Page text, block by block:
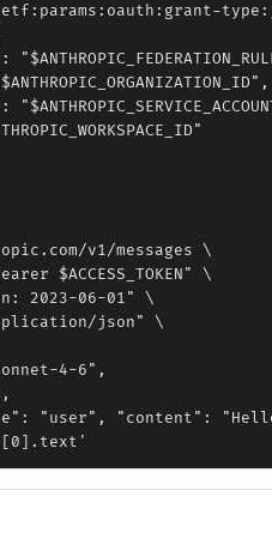
v1/messages \
$ACCESS_TOKEN" \
2023-06-01" \
json" \
4-6",
"user", "content":